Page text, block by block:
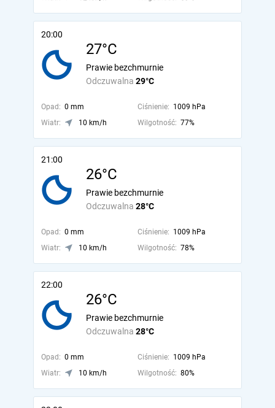
20:00
27°C
Odczuwalna 29°C
Prawie bezchmurnie
Opad: 0 mm Ciśnienie: 1009 hPa
Wiatr:
10 km/h Wilgotność: 77%
21:00
26°C
Odczuwalna 28°C
Prawie bezchmurnie
Opad: 0 mm Ciśnienie: 1009 hPa
Wiatr:
10 km/h Wilgotność: 78%
22:00
26°C
Odczuwalna 28°C
Prawie bezchmurnie
Opad: 0 mm Ciśnienie: 1009 hPa
Wiatr:
10 km/h Wilgotność: 80%